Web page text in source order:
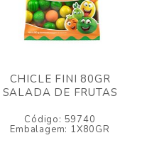
CHICLE FINI 80GR
SALADA DE FRUTAS
Código: 59740
Embalagem: 1X80GR